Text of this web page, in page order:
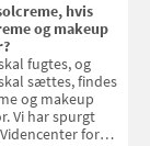
hvis
og makeup
fugtes, og
sættes, findes
og makeup
Vi har spurgt
for